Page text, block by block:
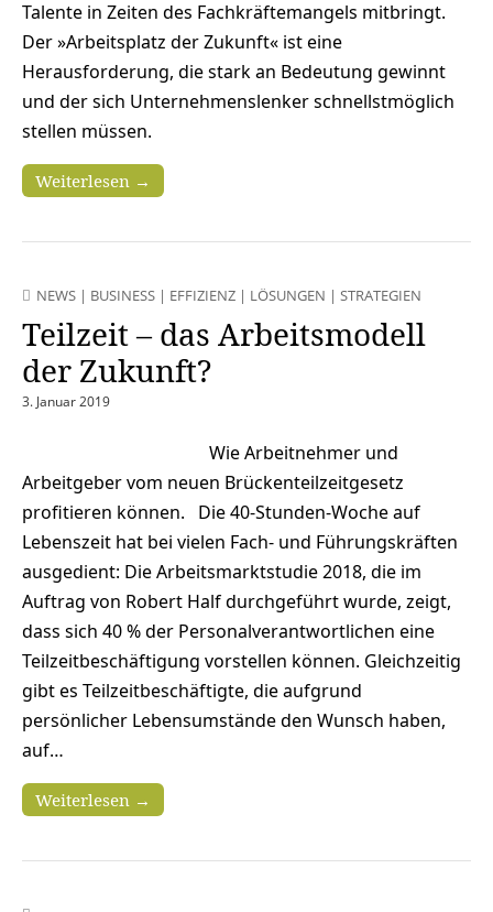
Talente in Zeiten des Fachkräftemangels mitbringt.
Der »Arbeitsplatz der Zukunft« ist eine
Herausforderung, die stark an Bedeutung gewinnt
und der sich Unternehmenslenker schnellstmöglich
stellen müssen.
Weiterlesen →
NEWS | BUSINESS | EFFIZIENZ | LÖSUNGEN | STRATEGIEN
Teilzeit – das Arbeitsmodell
der Zukunft?
3. Januar 2019
Wie Arbeitnehmer und
Arbeitgeber vom neuen Brückenteilzeitgesetz
profitieren können. Die 40-Stunden-Woche auf
Lebenszeit hat bei vielen Fach- und Führungskräften
ausgedient: Die Arbeitsmarktstudie 2018, die im
Auftrag von Robert Half durchgeführt wurde, zeigt,
dass sich 40 % der Personalverantwortlichen eine
Teilzeitbeschäftigung vorstellen können. Gleichzeitig
gibt es Teilzeitbeschäftigte, die aufgrund
persönlicher Lebensumstände den Wunsch haben,
auf…
Weiterlesen →